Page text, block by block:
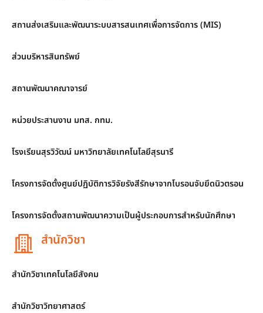
สถานส่งเสริมและพัฒนาระบบสารสนเทศเพื่อการจัดการ (MIS)
ส่วนบริหารสินทรัพย์
สถานพัฒนาคณาจารย์
หน่วยประสานงาน มทส. กทม.
โรงเรียนสุรวิวัฒน์ มหาวิทยาลัยเทคโนโลยีสุรนารี
โครงการจัดตั้งศูนย์ปฏิบัติการวิจัยรังสีรักษาจากโบรอนจับยึดนิวตรอน
โครงการจัดตั้งสถานพัฒนาความเป็นผู้ประกอบการสำหรับนักศึกษา
สำนักวิชา
สำนักวิชาเทคโนโลยีสังคม
สำนักวิชาวิทยาศาสตร์